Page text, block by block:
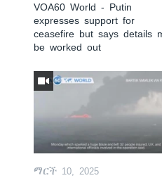
VOA60 World - Putin
expresses support for
ceasefire but says details
be worked out
ማርች 10, 2025